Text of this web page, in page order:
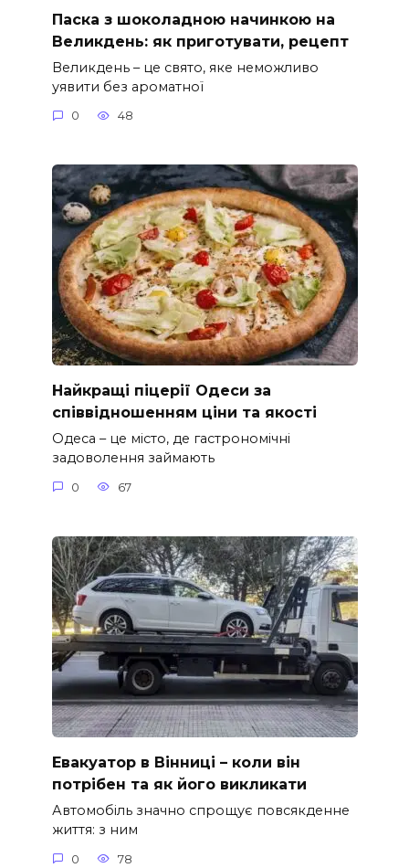
Паска з шоколадною начинкою на
Великдень: як приготувати, рецепт
Великдень – це свято, яке неможливо
уявити без ароматної
0 48
Найкращі піцерії Одеси за
співвідношенням ціни та якості
Одеса – це місто, де гастрономічні
задоволення займають
0 67
Евакуатор в Вінниці – коли він
потрібен та як його викликати
Автомобіль значно спрощує повсякденне
життя: з ним
0 78